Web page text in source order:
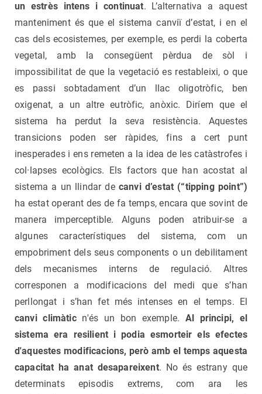
un estrès intens i continuat. L’alternativa a aquest
manteniment és que el sistema canviï d’estat, i en el
cas dels ecosistemes, per exemple, es perdi la coberta
vegetal, amb la consegüent pèrdua de sòl i
impossibilitat de que la vegetació es restableixi, o que
es passi sobtadament d’un llac oligotròfic, ben
oxigenat, a un altre eutròfic, anòxic. Diríem que el
sistema ha perdut la seva resistència. Aquestes
transicions poden ser ràpides, fins a cert punt
inesperades i ens remeten a la idea de les catàstrofes i
col·lapses ecològics. Els factors que han acostat al
sistema a un llindar de canvi d’estat (“tipping point”)
ha estat operant des de fa temps, encara que sovint de
manera imperceptible. Alguns poden atribuir-se a
algunes característiques del sistema, com un
empobriment dels seus components o un debilitament
dels mecanismes interns de regulació. Altres
corresponen a modificacions del medi que s’han
perllongat i s’han fet més intenses en el temps. El
canvi climàticn'és un bon exemple. Al principi, el
sistema era resilient i podia esmorteir els efectes
d'aquestes modificacions, però amb el temps aquesta
capacitat ha anat desapareixent. No és estrany que
determinats episodis extrems, com ara les